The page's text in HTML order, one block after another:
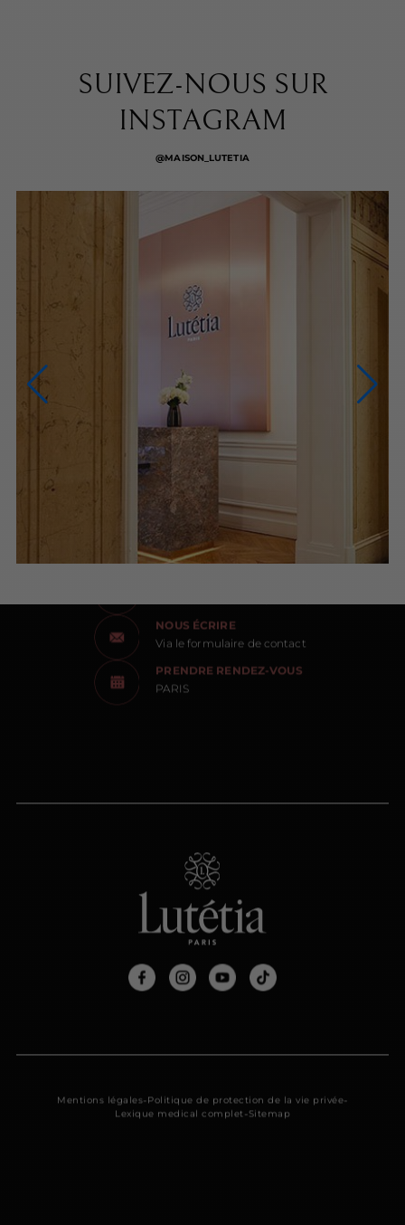
SUIVEZ-NOUS SUR
INSTAGRAM
@MAISON_LUTETIA
NOUS CONTACTER
NOUS ÉCRIRE
Via le formulaire de contact
PRENDRE RENDEZ-VOUS
PARIS
Mentions légales-Politique de protection de la vie privée-
Lexique medical complet -Sitemap